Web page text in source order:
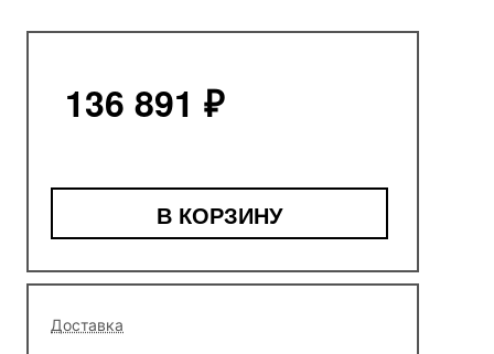
136 891 ₽
В КОРЗИНУ
Доставка